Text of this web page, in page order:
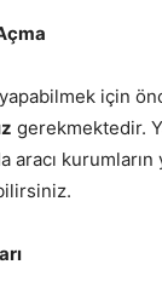
için
gerekmektedir.
aracı kurumların